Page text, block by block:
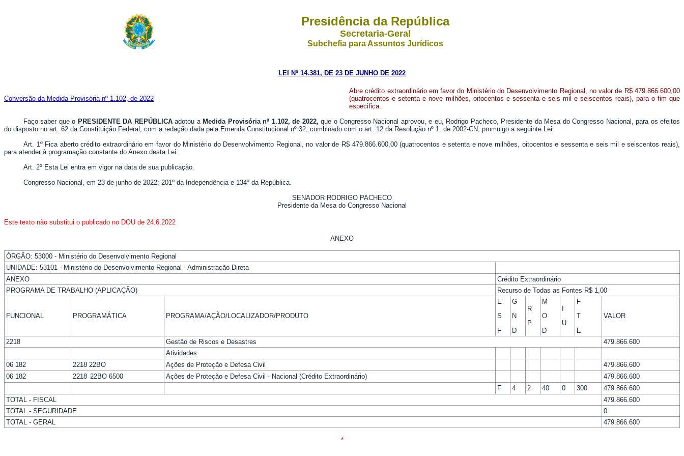
Presidência da República
Secretaria-Geral
Subchefia para Assuntos Jurídicos
LEI Nº 14.381, DE 23 DE JUNHO DE 2022
Conversão da Medida Provisória nº 1.102, de 2022
Abre crédito extraordinário em favor do Ministério do Desenvolvimento Regional, no valor de R$ 479.866.600,00
(quatrocentos e setenta e nove milhões, oitocentos e sessenta e seis mil e seiscentos reais), para o fim que
especifica.
Faço saber que o PRESIDENTE DA REPÚBLICAadotou a Medida Provisória nº 1.102, de 2022, que o Congresso Nacional aprovou, e eu, Rodrigo Pacheco, Presidente da Mesa do Congresso Nacional, para os efeitos
do disposto no art. 62 da Constituição Federal, com a redação dada pela Emenda Constitucional nº 32, combinado com o art. 12 da Resolução nº 1, de 2002-CN, promulgo a seguinte Lei:
Art. 1º Fica aberto crédito extraordinário em favor do Ministério do Desenvolvimento Regional, no valor de R$ 479.866.600,00 (quatrocentos e setenta e nove milhões, oitocentos e sessenta e seis mil e seiscentos reais),
para atender à programação constante do Anexo desta Lei.
Art. 2º Esta Lei entra em vigor na data de sua publicação.
Congresso Nacional, em 23 de junho de 2022; 201º da Independência e 134º da República.
SENADOR RODRIGO PACHECO
Presidente da Mesa do Congresso Nacional
Este texto não substitui o publicado no DOU de 24.6.2022
ANEXO
ÓRGÃO: 53000 - Ministério do Desenvolvimento Regional
UNIDADE: 53101 - Ministério do Desenvolvimento Regional - Administração Direta
ANEXO
Crédito Extraordinário
PROGRAMA DE TRABALHO (APLICAÇÃO)
Recurso de Todas as Fontes R$ 1,00
FUNCIONAL PROGRAMÁTICA PROGRAMA/AÇÃO/LOCALIZADOR/PRODUTO
E
S
F
G
N
D
R
P
M
O
D
U
F
T
E
VALOR
2218 Gestão de Riscos e Desastres
479.866.600
Atividades
06 182
2218 22BO Ações de Proteção e Defesa Civil
479.866.600
06 182
2218 22BO 6500 Ações de Proteção e Defesa Civil - Nacional (Crédito Extraordinário)
479.866.600
F
4 2 40 0 300
479.866.600
TOTAL - FISCAL
479.866.600
TOTAL - SEGURIDADE
0
TOTAL - GERAL
479.866.600
*